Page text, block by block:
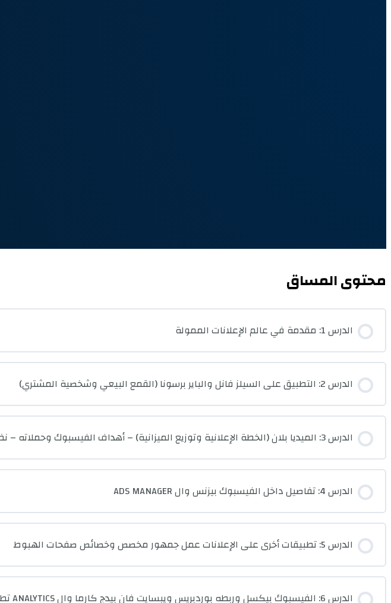
محتوى المساق
الدرس 1: مقدمة في عالم الإعلانات الممولة
الدرس 2: التطبيق على السيلز فانل والباير برسونا (القمع البيعي وشخصية المشتري)
الدرس 3: الميديا بلان (الخطة الإعلانية وتوزيع الميزانية) – أهداف الفيسبوك وحملاته – نظرة عامة على فيسبوك بيزنس
الدرس 4: تفاصيل داخل الفيسبوك بيزنس وال ADS MANAGER
الدرس 5: تطبيقات أخرى على الإعلانات عمل جمهور مخصص وخصائص صفحات الهبوط
الدرس 6: الفيسبوك بيكسل وربطه بوردبريس ويبسايت فان بيدج كارما وال ANALYTICS تطبيق جديد على الإعلانات